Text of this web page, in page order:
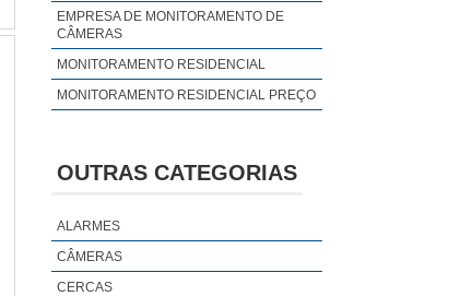
EMPRESA DE MONITORAMENTO DE
CÂMERAS
MONITORAMENTO RESIDENCIAL
MONITORAMENTO RESIDENCIAL PREÇO
OUTRAS CATEGORIAS
ALARMES
CÂMERAS
CERCAS